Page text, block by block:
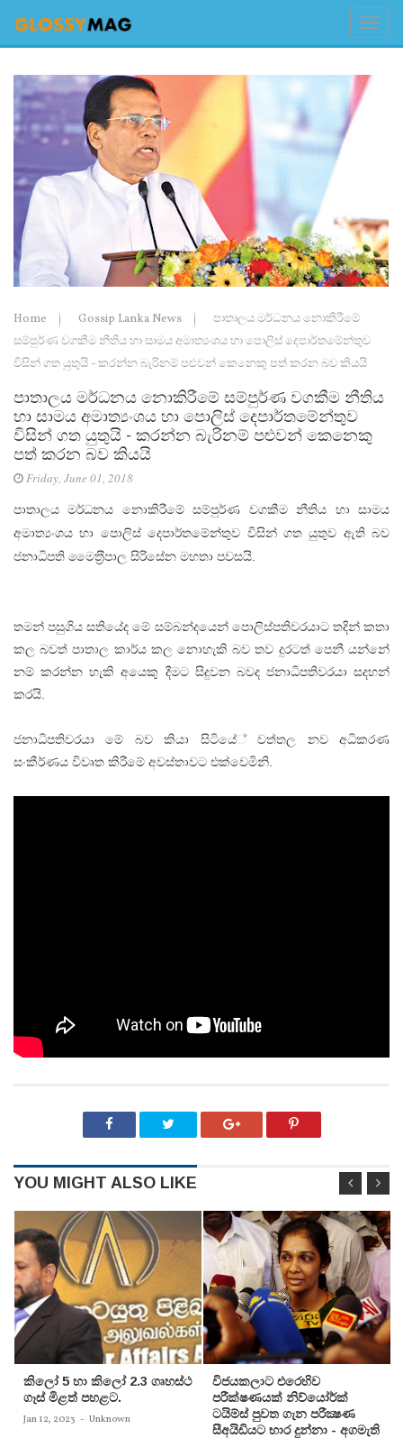
Home Gossip Lanka News
පාතාලය මර්ධනය නොකිරීමේ
සම්පුර්ණ වගකීම නීතිය හා සාමය අමාත්‍යංශය හා පොලිස් දෙපාර්තමේන්තුව
විසින් ගත යුතුයි - කරන්න බැරිනම් පළුවන් කෙනෙකු පත් කරන බව කියයි
පාතාලය මර්ධනය නොකිරීමේ සම්පුර්ණ වගකීම නීතිය
හා සාමය අමාත්‍යංශය හා පොලිස් දෙපාර්තමේන්තුව
විසින් ගත යුතුයි - කරන්න බැරිනම් පළුවන් කෙනෙකු
පත් කරන බව කියයි
Friday, June 01, 2018
පාතාලය මර්ධනය නොකිරීමේ සම්පුර්ණ වගකීම නීතිය හා සාමය
අමාත්‍යංශය හා පොලිස් දෙපාර්තමේන්තුව විසින් ගත යුතුව ඇති බව
ජනාධිපති මෛත‍්‍රීපාල සිරිසේන මහතා පවසයි.
තමන් පසුගිය සතියේද මේ සම්බන්දයෙන් පොලිස්පතිවරයාට තදින් කතා
කල බවත් පාතාල කාර්ය කල නොහැකි බව තව දුරටත් පෙනී යන්නේ
නම් කරන්න හැකි අයෙකු දීමට සිදුවන බවද ජනාධිපතිවරයා සදහන්
කරයි.
ජනාධිපතිවරයා මේ බව කියා සිටියේ් වත්තල නව අධිකරණ
සංකීර්ණය විවෘත කිරීමේ අවස්තාවට එක්වෙමිනි.
YOU MIGHT ALSO LIKE
කිලෝ 5 හා කිලෝ 2.3 ගෘහස්ථ
ගෑස් මිළත් පහළට.
Jan 12, 2023 - Unknown
විජයකලාට එරෙහිව
පරීක්‌ෂණයක්‌ නිව්යෝර්ක්‌
ටයිම්ස්‌ පුවත ගැන පරීක්‍ෂණ
සීඅයිඩියට භාර දුන්නා - අගමැති